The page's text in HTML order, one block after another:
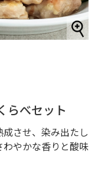
らべセット
させ、染み出たし
やかな香りと酸味